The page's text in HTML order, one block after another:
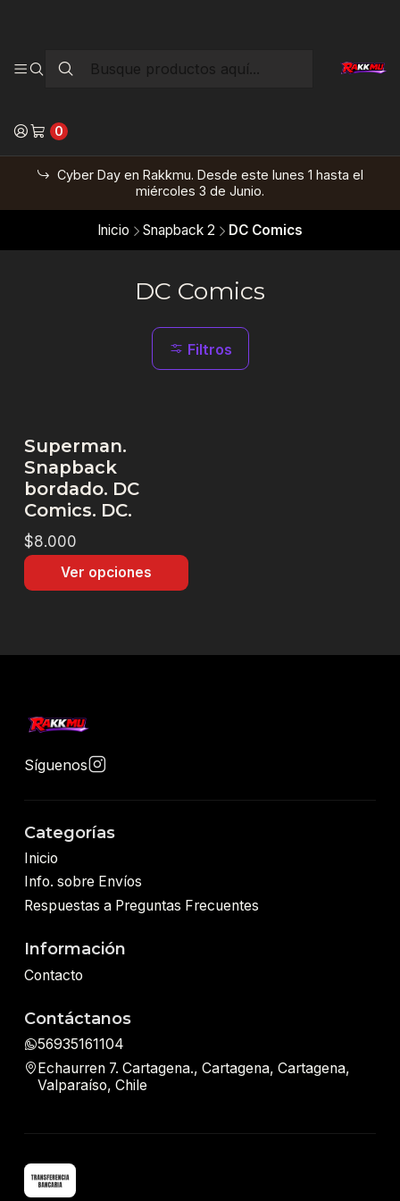
0
Cyber Day en Rakkmu. Desde este lunes 1 hasta el
miércoles 3 de Junio.
Inicio Snapback 2 DC Comics
DC Comics
Filtros
Superman.
Snapback
bordado. DC
Comics. DC.
$8.000
Ver opciones
Síguenos
Categorías
Inicio
Info. sobre Envíos
Respuestas a Preguntas Frecuentes
Información
Contacto
Contáctanos
56935161104
Echaurren 7. Cartagena., Cartagena, Cartagena,
Valparaíso, Chile